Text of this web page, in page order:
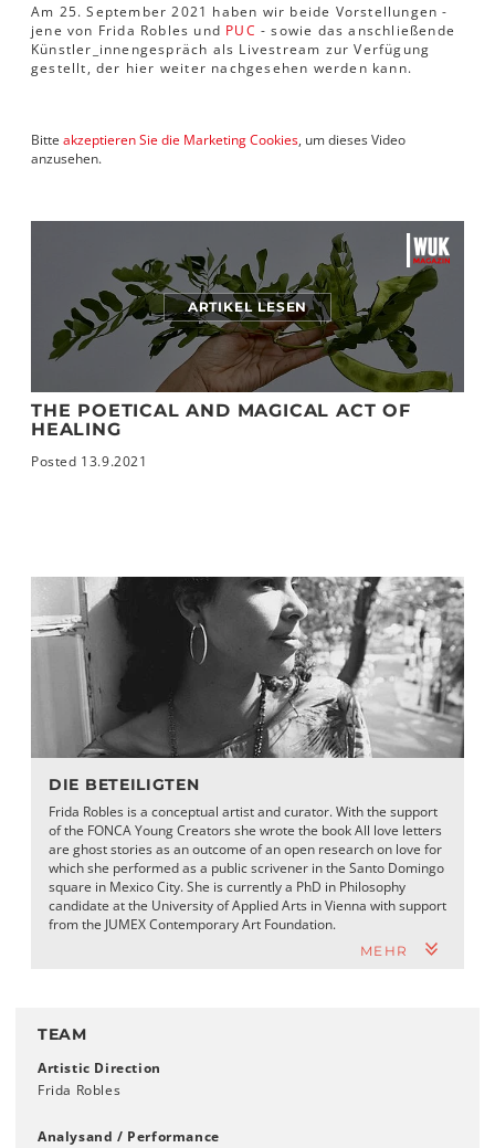
Am 25. September 2021 haben wir beide Vorstellungen -
jene von Frida Robles und PUC - sowie das anschließende
Künstler_innengespräch als Livestream zur Verfügung
gestellt, der hier weiter nachgesehen werden kann.
Bitte akzeptieren Sie die Marketing Cookies, um dieses Video
anzusehen.
ARTIKEL LESEN
THE POETICAL AND MAGICAL ACT OF
HEALING
Posted 13.9.2021
DIE BETEILIGTEN
Frida Robles is a conceptual artist and curator. With the support
of the FONCA Young Creators she wrote the book All love letters
are ghost stories as an outcome of an open research on love for
which she performed as a public scrivener in the Santo Domingo
square in Mexico City. She is currently a PhD in Philosophy
candidate at the University of Applied Arts in Vienna with support
from the JUMEX Contemporary Art Foundation.
MEHR
TEAM
Artistic Direction
Frida Robles
Analysand / Performance